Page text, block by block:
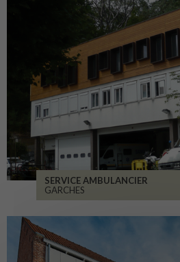
SERVICE AMBULANCIER
GARCHES